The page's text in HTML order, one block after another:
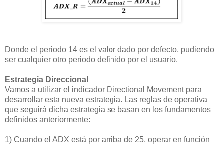
Donde el periodo 14 es el valor dado por defecto, pudiendo
ser cualquier otro periodo definido por el usuario.
Estrategia Direccional
Vamos a utilizar el indicador Directional Movement para
desarrollar esta nueva estrategia. Las reglas de operativa
que seguirá dicha estrategia se basan en los fundamentos
definidos anteriormente:
1) Cuando el ADX está por arriba de 25, operar en función